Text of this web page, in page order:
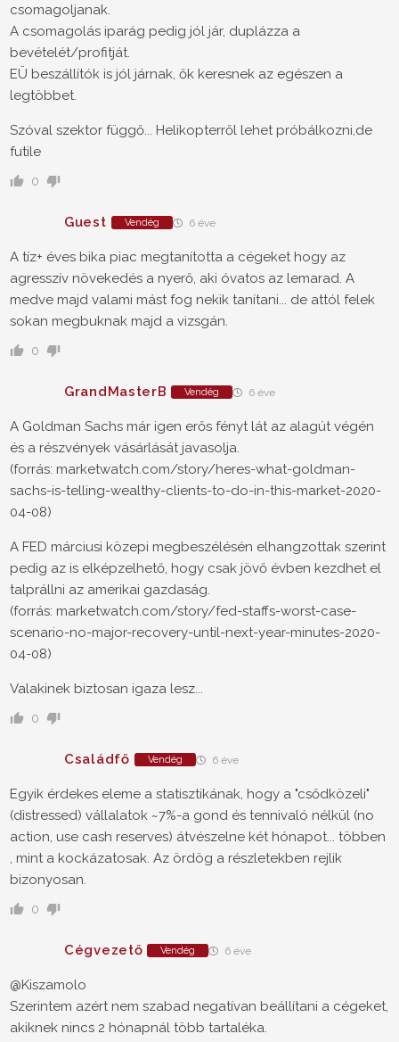
csomagoljanak.
A csomagolás iparág pedig jól jár, duplázza a
bevételét/profitját.
EÜ beszállítók is jól járnak, ők keresnek az egészen a
legtöbbet.
Szóval szektor függő... Helikopterről lehet próbálkozni,de
futile
0
Guest Vendég 6 éve
A tíz+ éves bika piac megtanította a cégeket hogy az
agresszív növekedés a nyerő, aki óvatos az lemarad. A
medve majd valami mást fog nekik tanítani... de attól felek
sokan megbuknak majd a vizsgán.
0
GrandMasterB Vendég 6 éve
A Goldman Sachs már igen erős fényt lát az alagút végén
és a részvények vásárlását javasolja.
(forrás: marketwatch.com/story/heres-what-goldman-
sachs-is-telling-wealthy-clients-to-do-in-this-market-2020-
04-08)
A FED márciusi közepi megbeszélésén elhangzottak szerint
pedig az is elképzelhető, hogy csak jövő évben kezdhet el
talprállni az amerikai gazdaság.
(forrás: marketwatch.com/story/fed-staffs-worst-case-
scenario-no-major-recovery-until-next-year-minutes-2020-
04-08)
Valakinek biztosan igaza lesz...
0
Családfő Vendég 6 éve
Egyik érdekes eleme a statisztikának, hogy a "csődközeli"
(distressed) vállalatok ~7%-a gond és tennivaló nélkül (no
action, use cash reserves) átvészelne két hónapot... többen
, mint a kockázatosak. Az ördög a részletekben rejlik
bizonyosan.
0
Cégvezető Vendég 6 éve
@Kiszamolo
Szerintem azért nem szabad negatívan beállítani a cégeket,
akiknek nincs 2 hónapnál több tartaléka.